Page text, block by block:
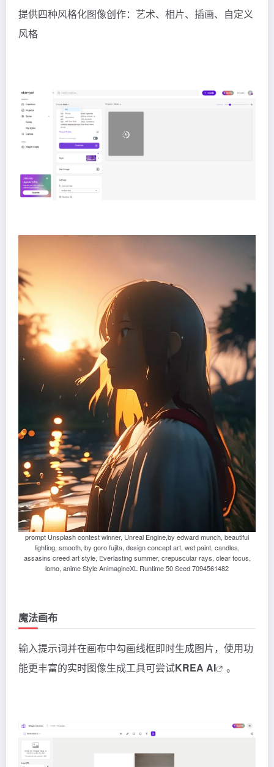
提供四种风格化图像创作：艺术、相片、插画、自定义
风格
prompt Unsplash contest winner, Unreal Engine,by edward munch, beautiful
lighting, smooth, by goro fujita, design concept art, wet paint, candles,
assasins creed art style, Everlasting summer, crepuscular rays, clear focus,
lomo, anime Style AnimagineXL Runtime 50 Seed 7094561482
魔法画布
输入提示词并在画布中勾画线框即时生成图片，使用功
能更丰富的实时图像生成工具可尝试KREA AI 。